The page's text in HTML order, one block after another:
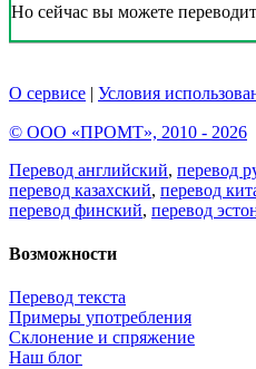
Но сейчас вы можете
О сервисе | Условия
© ООО «ПРОМТ», 2010 - 2026
Перевод английский, перевод
перевод казахский, перевод
перевод финский, перевод
Возможности
Перевод текста
Примеры употребления
Склонение и спряжение
Наш блог